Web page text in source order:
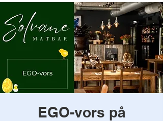
EGO-vors på